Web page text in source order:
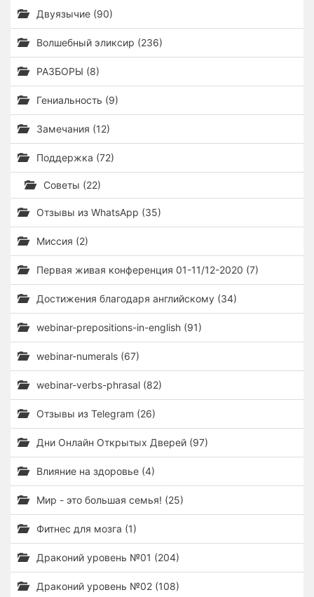
Двуязычие (90)
Волшебный эликсир (236)
РАЗБОРЫ (8)
Гениальность (9)
Замечания (12)
Поддержка (72)
Советы (22)
Отзывы из WhatsApp (35)
Миссия (2)
Первая живая конференция 01-11/12-2020 (7)
Достижения благодаря английскому (34)
webinar-prepositions-in-english (91)
webinar-numerals (67)
webinar-verbs-phrasal (82)
Отзывы из Telegram (26)
Дни Онлайн Открытых Дверей (97)
Влияние на здоровье (4)
Мир - это большая семья! (25)
Фитнес для мозга (1)
Драконий уровень №01 (204)
Драконий уровень №02 (108)